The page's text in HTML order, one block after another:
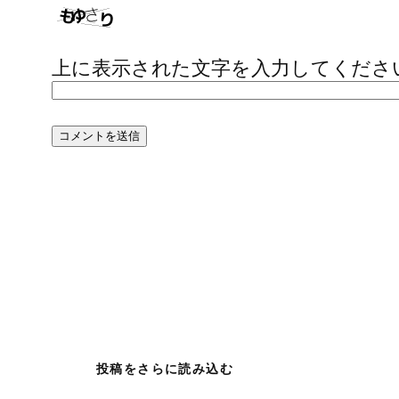
上に表示された文字を入力してくださ
投稿をさらに読み込む